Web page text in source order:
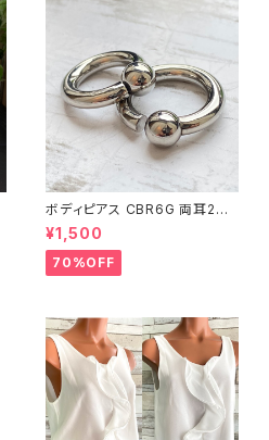
ボディピアス CBR6G 両耳2個
セット 1ボール ネジ式 簡単脱着
サージカルステンレス NY直輸
入
¥1,500
70%OFF